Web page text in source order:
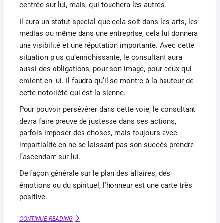
centrée sur lui, mais, qui touchera les autres.
Il aura un statut spécial que cela soit dans les arts, les
médias ou même dans une entreprise, cela lui donnera
une visibilité et une réputation importante. Avec cette
situation plus qu’enrichissante, le consultant aura
aussi des obligations, pour son image, pour ceux qui
croient en lui. Il faudra qu’il se montre à la hauteur de
cette notoriété qui est la sienne.
Pour pouvoir persévérer dans cette voie, le consultant
devra faire preuve de justesse dans ses actions,
parfois imposer des choses, mais toujours avec
impartialité en ne se laissant pas son succès prendre
l’ascendant sur lui.
De façon générale sur le plan des affaires, des
émotions ou du spirituel, l’honneur est une carte très
positive.
CONTINUE READINGHONNEURS